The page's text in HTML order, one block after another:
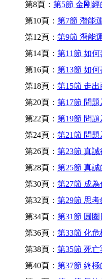
第8頁： 第5節 金剛經
第10頁： 第7節 潛能
第12頁： 第9節 潛能
第14頁： 第11節 如
第16頁： 第13節 如
第18頁： 第15節 走
第20頁： 第17節 問
第22頁： 第19節 問
第24頁： 第21節 問
第26頁： 第23節 真
第28頁： 第25節 真誠
第30頁： 第27節 成
第32頁： 第29節 思
第34頁： 第31節 圓
第36頁： 第33節 化
第38頁： 第35節 死亡
第40頁： 第37節 終